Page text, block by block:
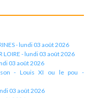
- lundi 03 août 2026
LOIRE - lundi 03 août 2026
03 août 2026
- Louis XI ou le pou -
03 août 2026